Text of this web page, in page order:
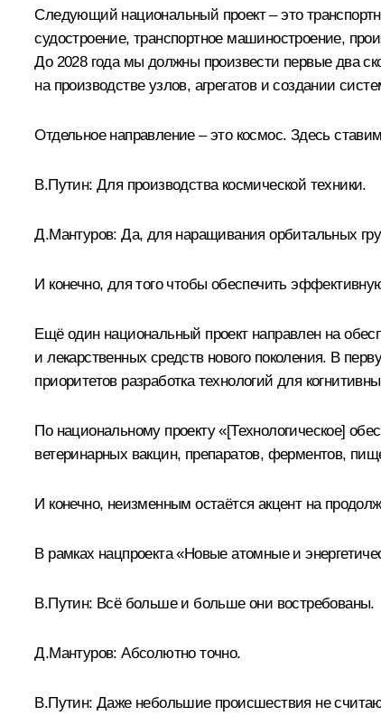
Следующий национальный проект – это
судостроение, транспортное машиностроение,
До 2028 года мы должны произвести первые два
на производстве узлов, агрегатов и создании
Отдельное направление – это космос. Здесь
В.Путин: Для производства космической техники.
Д.Мантуров: Да, для наращивания орбитальных
И конечно, для того чтобы обеспечить
Ещё один национальный проект направлен на
и лекарственных средств нового поколения. В
приоритетов разработка технологий для
По национальному проекту «[Технологическое]
ветеринарных вакцин, препаратов, ферментов,
И конечно, неизменным остаётся акцент на
В рамках нацпроекта «Новые атомные и
В.Путин: Всё больше и больше они востребованы.
Д.Мантуров: Абсолютно точно.
В.Путин: Даже небольшие происшествия не